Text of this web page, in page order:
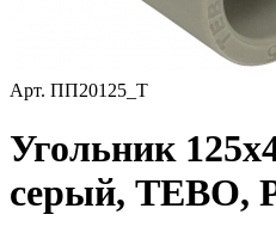
Арт. ПП20125_Т
Угольник
серый, TEBO,